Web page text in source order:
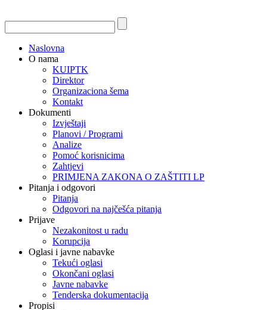
Naslovna
O nama
KUIPTK
Direktor
Organizaciona šema
Kontakt
Dokumenti
Izvještaji
Planovi / Programi
Analize
Pomoć korisnicima
Zahtjevi
PRIMJENA ZAKONA O ZAŠTITI LP
Pitanja i odgovori
Pitanja
Odgovori na najčešća pitanja
Prijave
Nezakonitost u radu
Korupcija
Oglasi i javne nabavke
Tekući oglasi
Okončani oglasi
Javne nabavke
Tenderska dokumentacija
Propisi